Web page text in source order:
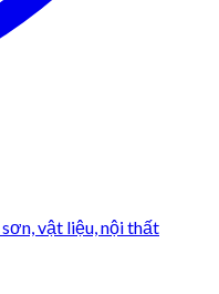
vật liệu, nội thất